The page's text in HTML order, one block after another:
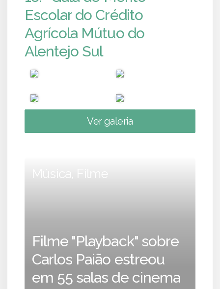
Escolar do Crédito
Agrícola Mútuo do
Alentejo Sul
Ver galeria
Música, Filme
Filme "Playback" sobre
Carlos Paião estreou
em 55 salas de cinema